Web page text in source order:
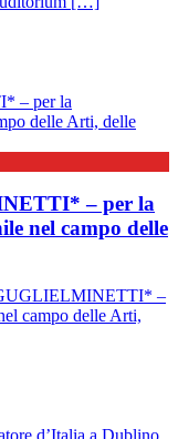
– per la
nel campo delle
–
campo delle Arti,